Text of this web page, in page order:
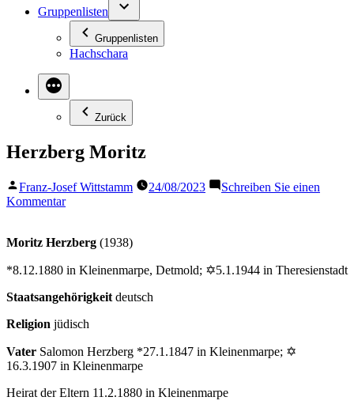
Gruppenlisten
Gruppenlisten
Hachschara
Zurück
Herzberg Moritz
Veröffentlicht
von
Franz-Josef Wittstamm 24/08/2023
Schreiben Sie einen
Kommentarzu
Moritz Herzberg (1938)
*8.12.1880 in Kleinenmarpe, Detmold; ✡5.1.1944 in Theresienstadt
Staatsangehörigkeit deutsch
Religion jüdisch
Vater Salomon Herzberg *27.1.1847 in Kleinenmarpe; ✡
16.3.1907 in Kleinenmarpe
Heirat der Eltern 11.2.1880 in Kleinenmarpe